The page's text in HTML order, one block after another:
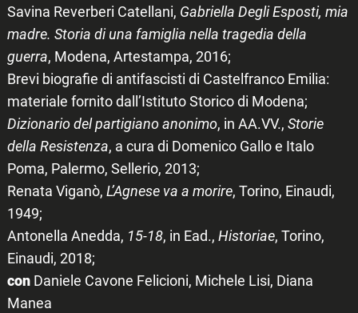
Savina Reverberi Catellani, Gabriella Degli Esposti, mia
madre. Storia di una famiglia nella tragedia della
guerra, Modena, Artestampa, 2016;
Brevi biografie di antifascisti di Castelfranco Emilia:
materiale fornito dall’Istituto Storico di Modena;
Dizionario del partigiano anonimo, in AA.VV., Storie
della Resistenza, a cura di Domenico Gallo e Italo
Poma, Palermo, Sellerio, 2013;
Renata Viganò, L’Agnese va a morire, Torino, Einaudi,
1949;
Antonella Anedda, 15-18, in Ead., Historiae, Torino,
Einaudi, 2018;
con Daniele Cavone Felicioni, Michele Lisi, Diana
Manea